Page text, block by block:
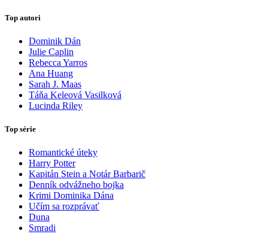
Top autori
Dominik Dán
Julie Caplin
Rebecca Yarros
Ana Huang
Sarah J. Maas
Táňa Keleová Vasilková
Lucinda Riley
Top série
Romantické úteky
Harry Potter
Kapitán Stein a Notár Barbarič
Denník odvážneho bojka
Krimi Dominika Dána
Učím sa rozprávať
Duna
Smradi